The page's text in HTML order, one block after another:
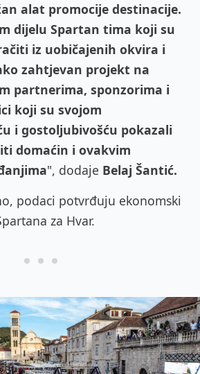
alat promocije destinacije.
dijelu Spartan tima koji su
iz uobičajenih okvira i
zahtjevan projekt na
partnerima, sponzorima i
koji su svojom
i gostoljubivošću pokazali
domaćin i ovakvim
", dodaje Belaj Šantić.
podaci potvrđuju ekonomski
za Hvar.